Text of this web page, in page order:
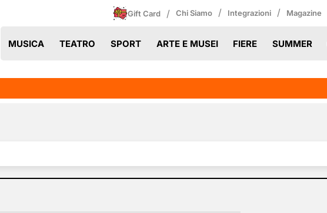
Gift Card / Chi Siamo / Integrazioni / Magazine
MUSICA TEATRO SPORT ARTE E MUSEI FIERE SUMMER